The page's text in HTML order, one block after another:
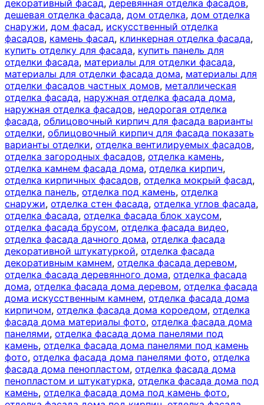
декоративный фасад, деревянная отделка фасадов,
дешевая отделка фасада, дом отделка, дом отделка
снаружи, дом фасад, искусственный отделка
фасадов, камень фасад, клинкерная отделка фасада,
купить отделку для фасада, купить панель для
отделки фасада, материалы для отделки фасада,
материалы для отделки фасада дома, материалы для
отделки фасадов частных домов, металлическая
отделка фасада, наружная отделка фасада дома,
наружная отделка фасадов, недорогая отделка
фасада, облицовочный кирпич для фасада варианты
отделки, облицовочный кирпич для фасада показать
варианты отделки, отделка вентилируемых фасадов,
отделка загородных фасадов, отделка камень,
отделка камнем фасада дома, отделка кирпич,
отделка кирпичных фасадов, отделка мокрый фасад,
отделка панель, отделка под камень, отделка
снаружи, отделка стен фасада, отделка углов фасада,
отделка фасада, отделка фасада блок хаусом,
отделка фасада брусом, отделка фасада видео,
отделка фасада дачного дома, отделка фасада
декоративной штукатуркой, отделка фасада
декоративным камнем, отделка фасада деревом,
отделка фасада деревянного дома, отделка фасада
дома, отделка фасада дома деревом, отделка фасада
дома искусственным камнем, отделка фасада дома
кирпичом, отделка фасада дома короедом, отделка
фасада дома материалы фото, отделка фасада дома
панелями, отделка фасада дома панелями под
камень, отделка фасада дома панелями под камень
фото, отделка фасада дома панелями фото, отделка
фасада дома пенопластом, отделка фасада дома
пенопластом и штукатурка, отделка фасада дома под
камень, отделка фасада дома под камень фото,